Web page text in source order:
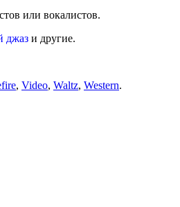
или вокалистов.
джаз и другие.
, Video, Waltz, Western.